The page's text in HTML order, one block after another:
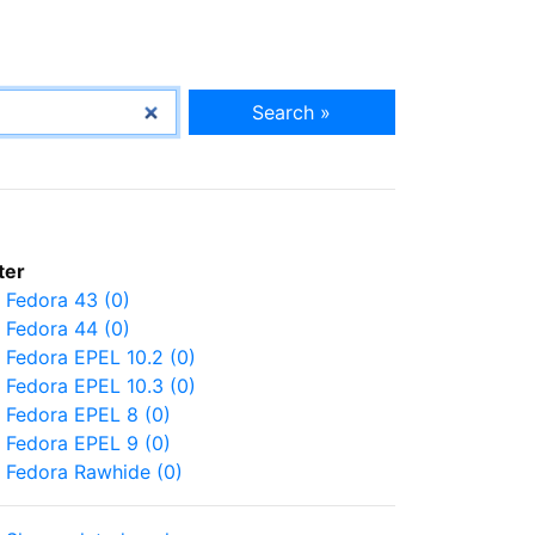
Search »
Fedora 43 (0)
Fedora 44 (0)
Fedora EPEL 10.2 (0)
Fedora EPEL 10.3 (0)
Fedora EPEL 8 (0)
Fedora EPEL 9 (0)
Fedora Rawhide (0)